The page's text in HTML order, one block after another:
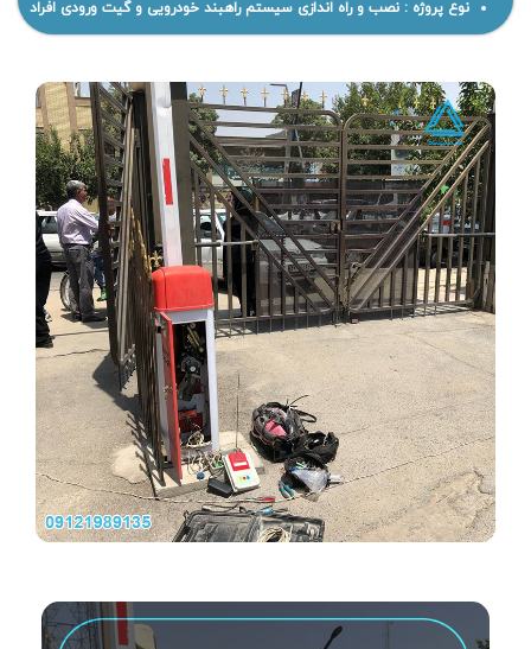
نوع پروژه : نصب و راه اندازی سیستم راهبند خودرویی و گیت ورودی افراد